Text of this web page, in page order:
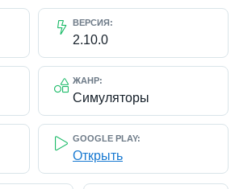
ВЕРСИЯ:
2.10.0
ЖАНР:
Симуляторы
GOOGLE PLAY:
Открыть